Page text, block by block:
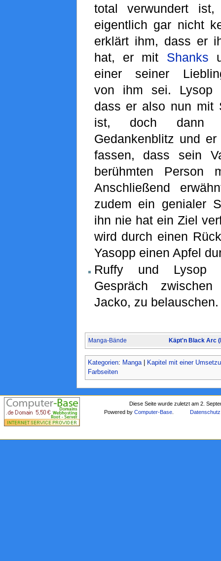
total verwundert
eigentlich gar nicht
erklärt ihm, dass er
hat, er mit Shanks
einer seiner
von ihm sei. Lysop
dass er also nun mit
ist, doch dann
Gedankenblitz und
fassen, dass sein
berühmten
Anschließend
zudem ein genialer
ihn nie hat ein Ziel
wird durch einen
Yasopp einen Apfel
Ruffy und Lysop
Gespräch
Jacko, zu belauschen.
Manga-Bände Käpt'n Black Arc
Kategorien: Manga|
Kapitel mit einer
Farbseiten
Diese Seite wurde zuletzt am 2.
Powered byComputer-Base Datenschutz